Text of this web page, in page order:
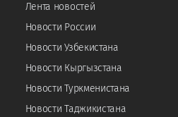
Лента новостей
Новости России
Новости Узбекистана
Новости Кыргызстана
Новости Туркменистана
Новости Таджикистана